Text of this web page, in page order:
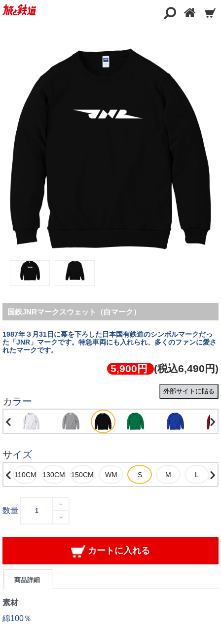
国鉄JNRマークスウェット（白マーク）
1987年３月31日に幕を下ろした日本国有鉄道のシンボルマークだっ
た「JNR」マークです。特急車両にも入れられ、多くのファンに愛さ
5,900円 (税込6,490円)
外部サイトに貼る
カラー
サイズ
数量
カートに入れる
商品詳細
素材
綿100％